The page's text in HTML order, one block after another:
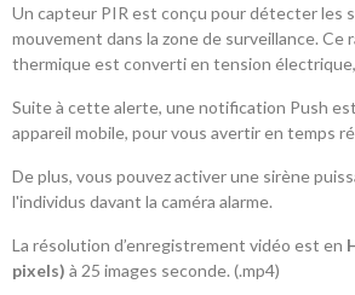
Un capteur PIR est conçu pour détecter les
mouvement dans la zone de surveillance. Ce
thermique est converti en tension
Suite à cette alerte, une notification Push
appareil mobile, pour vous avertir en temps
De plus, vous pouvez activer une sirène
l'individus davant la caméra alarme.
La résolution d’enregistrement vidéo est en
pixels) à 25 images seconde. (.mp4)